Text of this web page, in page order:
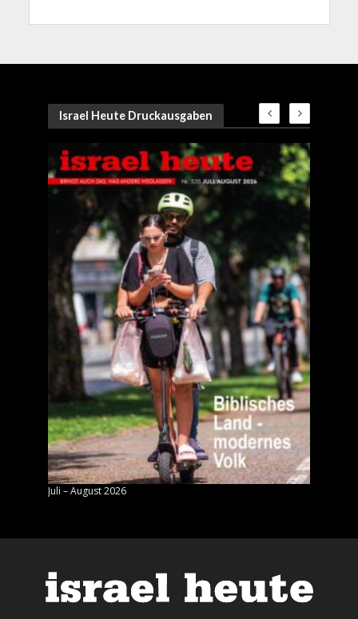
Israel Heute Druckausgaben
Juli – August 2026